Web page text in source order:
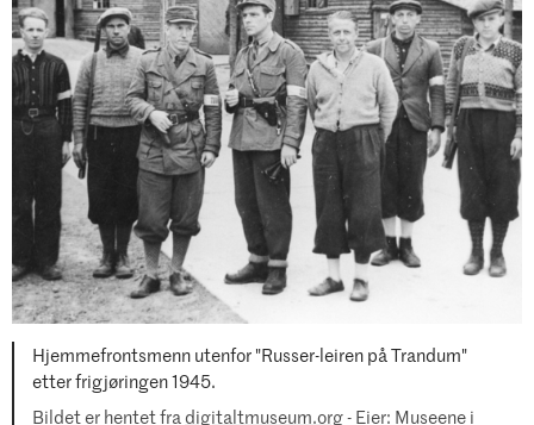
Hjemmefrontsmenn utenfor "Russer-leiren på Trandum"
etter frigjøringen 1945.
Bildet er hentet fra digitaltmuseum.org- Eier: Museene i